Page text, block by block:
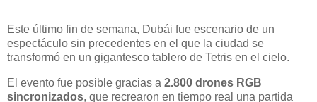
Este último fin de semana, Dubái fue escenario de un
espectáculo sin precedentes en el que la ciudad se
transformó en un gigantesco tablero de Tetris en el cielo.
El evento fue posible gracias a 2.800 drones RGB
sincronizados, que recrearon en tiempo real una partida